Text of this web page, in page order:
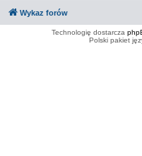
Wykaz forów
Technologię dostarcza
Polski pakiet